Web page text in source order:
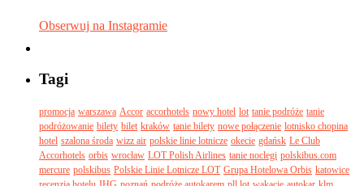
Obserwuj na Instagramie
Tagi
promocja warszawa Accor accorhotels nowy hotel lot tanie podróże tanie
podróżowanie bilety bilet kraków tanie bilety nowe połączenie lotnisko chopina
hotel szalona środa wizz air polskie linie lotnicze okecie gdańsk Le Club
Accorhotels orbis wrocław LOT Polish Airlines tanie noclegi polskibus.com
mercure polskibus Polskie Linie Lotnicze LOT Grupa Hotelowa Orbis katowice